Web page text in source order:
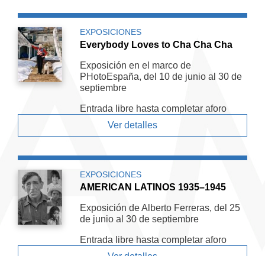
EXPOSICIONES
Everybody Loves to Cha Cha Cha
Exposición en el marco de
PHotoEspaña, del 10 de junio al 30 de
septiembre
Entrada libre hasta completar aforo
Ver detalles
EXPOSICIONES
AMERICAN LATINOS 1935–1945
Exposición de Alberto Ferreras, del 25
de junio al 30 de septiembre
Entrada libre hasta completar aforo